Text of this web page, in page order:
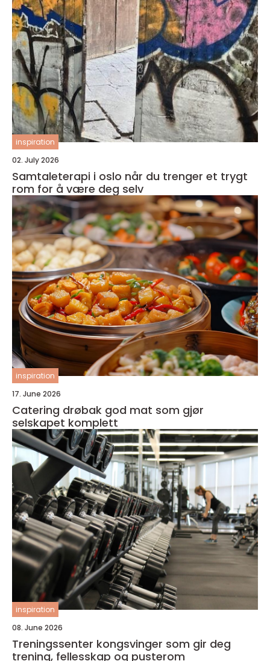
inspiration
02. July 2026
Samtaleterapi i oslo når du trenger et trygt
rom for å være deg selv
inspiration
17. June 2026
Catering drøbak god mat som gjør
selskapet komplett
inspiration
08. June 2026
Treningssenter kongsvinger som gir deg
trening, fellesskap og pusterom